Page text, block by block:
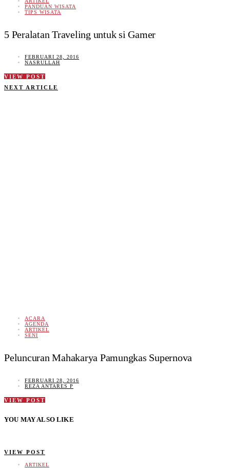
PANDUAN WISATA
TIPS WISATA
5 Peralatan Traveling untuk si Gamer
FEBRUARI 28, 2016
NASRULLAH
VIEW POST
NEXT ARTICLE
ACARA
AGENDA
ARTIKEL
SENI
Peluncuran Mahakarya Pamungkas Supernova
FEBRUARI 28, 2016
REZA ANTARES P
VIEW POST
YOU MAY ALSO LIKE
VIEW POST
ARTIKEL